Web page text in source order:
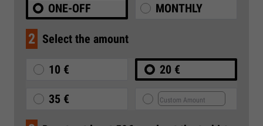
ONE-OFF MONTHLY
2 Select the amount
10 € 20 €
35 €